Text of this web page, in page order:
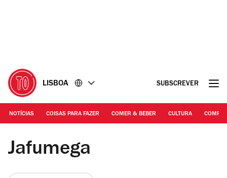
LISBOA SUBSCREVER
NOTÍCIAS COISAS PARA FAZER COMER & BEBER CULTURA
@ Jorge Bacelar | Jafumega
Jafumega